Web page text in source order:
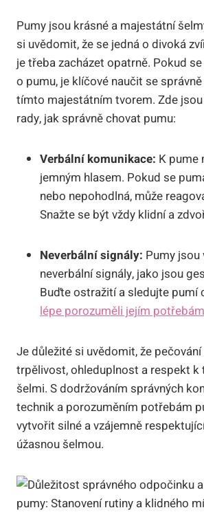
Pumy jsou krásné a majestátní
si uvědomit, že se jedná o divoká
je třeba zacházet opatrně. Pokud
o pumu, je klíčové naučit se
tímto majestátním tvorem. Zde
rady, jak správně chovat pumu:
Verbální komunikace: K pume
jemným hlasem. Pokud se
nebo nepohodlná, může
Snažte se být vždy klidní a
Neverbální signály: Pumy
neverbální signály, jako jsou
Buďte ostražití a sledujte pumí
lépe porozuměli jejím potřebám
Je důležité si uvědomit, že
trpělivost, ohleduplnost a respekt k
šelmi. S dodržováním správných
technik a porozuměním potřebám
vytvořit silné a vzájemně
úžasnou šelmou.